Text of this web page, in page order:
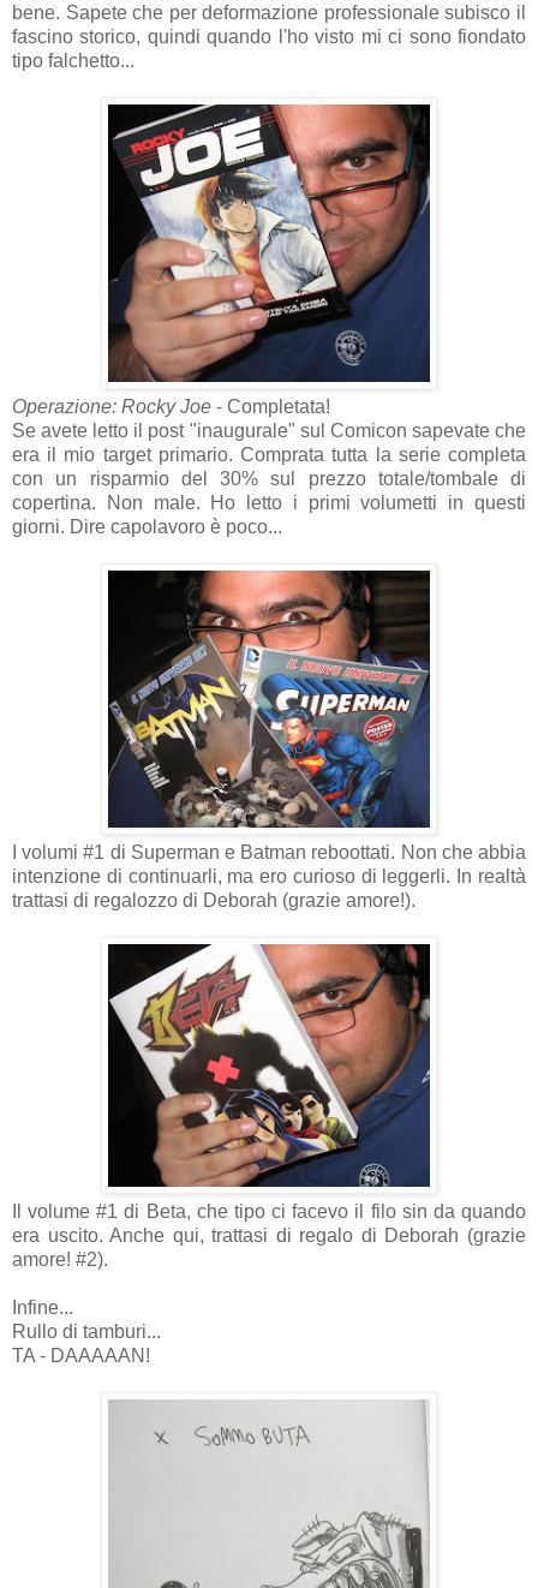
bene. Sapete che per deformazione professionale subisco il
fascino storico, quindi quando l'ho visto mi ci sono fiondato
tipo falchetto...
Operazione: Rocky Joe - Completata!
Se avete letto il post "inaugurale" sul Comicon sapevate che
era il mio target primario. Comprata tutta la serie completa
con un risparmio del 30% sul prezzo totale/tombale di
copertina. Non male. Ho letto i primi volumetti in questi
giorni. Dire capolavoro è poco...
I volumi #1 di Superman e Batman reboottati. Non che abbia
intenzione di continuarli, ma ero curioso di leggerli. In realtà
trattasi di regalozzo di Deborah (grazie amore!).
Il volume #1 di Beta, che tipo ci facevo il filo sin da quando
era uscito. Anche qui, trattasi di regalo di Deborah (grazie
amore! #2).
Infine...
Rullo di tamburi...
TA - DAAAAAN!